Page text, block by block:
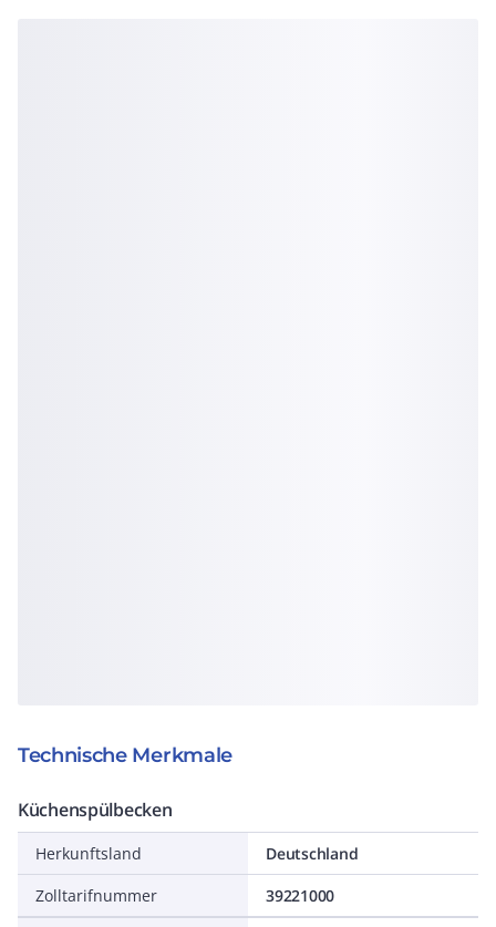
Technische Merkmale
Küchenspülbecken
Herkunftsland
Deutschland
Zolltarifnummer
39221000